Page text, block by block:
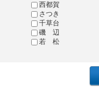
西都賀
さつき
千草台
磯 辺
若 松